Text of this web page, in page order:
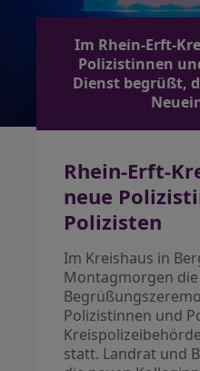
Im Rhein-Erft-
Polizistinnen
Dienst begrüßt,
Rhein-Erft-
neue
Polizisten
Im Kreishaus in
Montagmorgen die
Polizistinnen und
statt. Landrat und